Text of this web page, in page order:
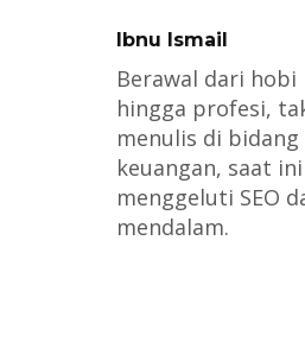
Ibnu Ismail
Berawal dari
hingga profesi,
menulis di
keuangan, saat
menggeluti SEO
mendalam.